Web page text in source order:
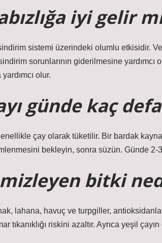
iyi gelir
sistemi üzerindeki olumlu etkisidir.
sorunlarının giderilmesine
olur.
günde kaç
çay olarak tüketilir. Bir bardak
bekleyin, sonra süzün. Günde 2-
bitki
lahana, havuç ve turpgiller,
tıkanıklığı riskini azaltır. Ayrıca yeşil